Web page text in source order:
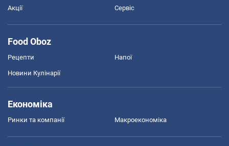
Акції Сервіс
Food Oboz
Рецепти Напої
Новини Кулінарії
Економіка
Ринки та компанії Макроекономіка